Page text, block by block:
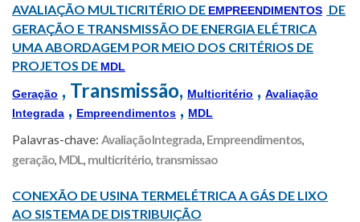
AVALIAÇÃO MULTICRITÉRIO DE EMPREENDIMENTOS DE
GERAÇÃO E TRANSMISSÃO DE ENERGIA ELÉTRICA
UMA ABORDAGEM POR MEIO DOS CRITÉRIOS DE
PROJETOS DE MDL
Geração , Transmissão, Multicritério , Avaliação
Integrada , Empreendimentos , MDL
Palavras-chave: Avaliação Integrada, Empreendimentos,
geração, MDL, multicritério, transmissao
CONEXÃO DE USINA TERMELÉTRICA A GÁS DE LIXO
AO SISTEMA DE DISTRIBUIÇÃO